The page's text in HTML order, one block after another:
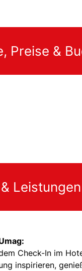
Preise &
Leistungen
Check-In im
inspirieren,